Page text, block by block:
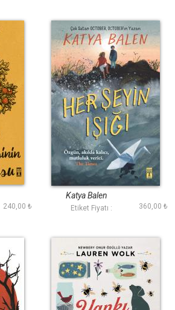
240,00 ₺
Her Şeyin Işığı
Katya Balen
Etiket Fiyatı : 360,00 ₺